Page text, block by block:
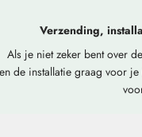
Verzending,
Als je niet zeker bent over
de installatie graag voor